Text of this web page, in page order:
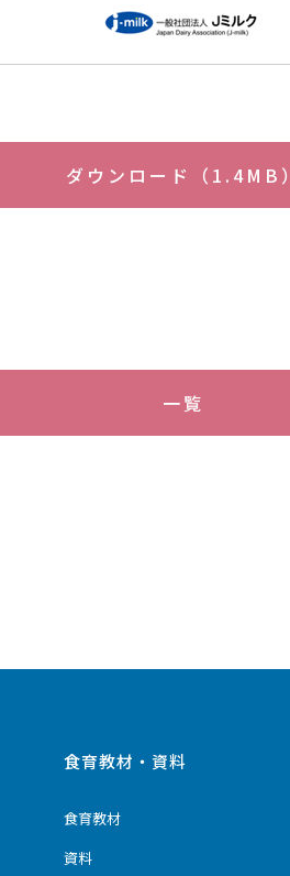
ダウンロード（1.4MB）
一覧
食育教材・資料
食育教材
資料